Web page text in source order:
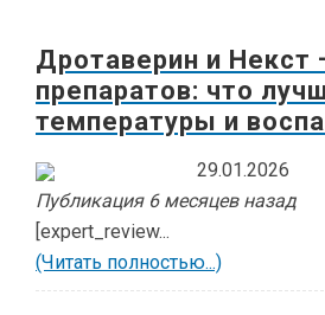
Дротаверин и Некст
препаратов: что
температуры и
29.01.2026
Публикация 6 месяцев назад
[expert_review...
(Читать полностью...)